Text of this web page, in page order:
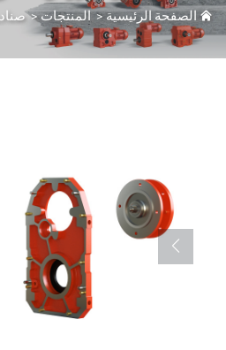
الصفحة الرئيسية> المنتجات>